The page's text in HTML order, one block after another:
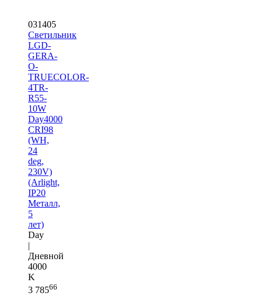
031405
Светильник
LGD-
GERA-
O-
TRUECOLOR-
4TR-
R55-
10W
Day4000
CRI98
(WH,
24
deg,
230V)
(Arlight,
IP20
Металл,
5
лет)
Day
|
Дневной
4000
K
3 78566